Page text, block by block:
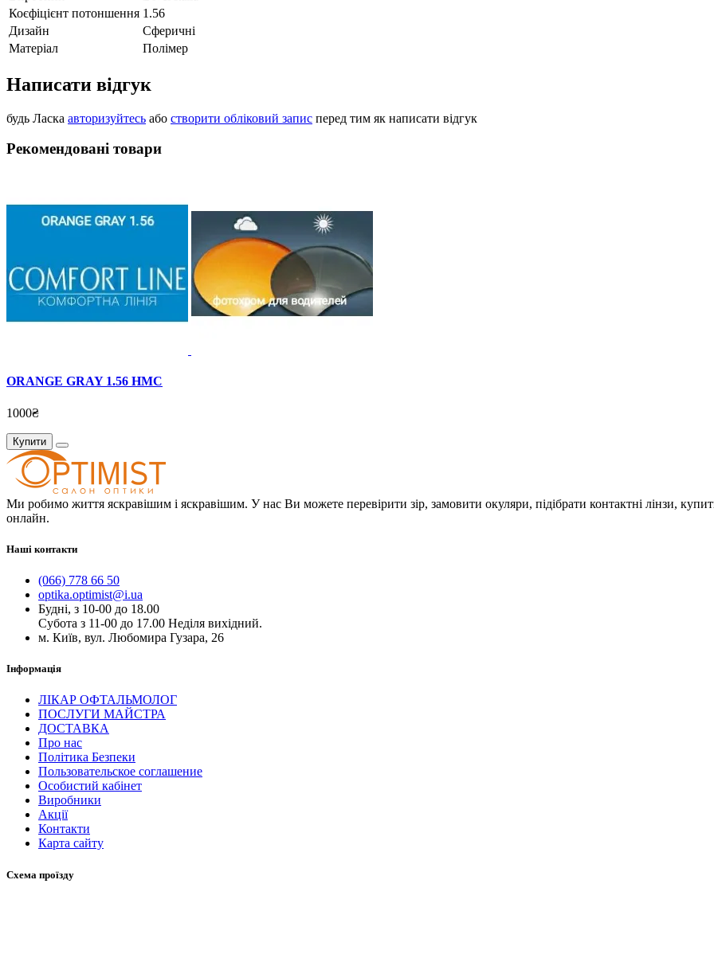
Коєфіцієнт потоншення 1.56
Дизайн
Сферичні
Матеріал
Полімер
Написати відгук
будь Ласка авторизуйтесь або створити обліковий запис перед тим як написати відгук
Рекомендовані товари
ORANGE GRAY 1.56 HMC
1000₴
Купити
Ми робимо життя яскравішим і яскравішим. У нас Ви можете перевірити зір, замовити окуляри, підібрати контактні лінзи,
онлайн.
Наші контакти
(066) 778 66 50
optika.optimist@i.ua
Будні, з 10-00 до 18.00
Субота з 11-00 до 17.00 Неділя вихідний.
м. Київ, вул. Любомира Гузара, 26
Інформація
ЛІКАР ОФТАЛЬМОЛОГ
ПОСЛУГИ МАЙСТРА
ДОСТАВКА
Про нас
Політика Безпеки
Пользовательское соглашение
Особистий кабінет
Виробники
Акції
Контакти
Карта сайту
Схема проїзду